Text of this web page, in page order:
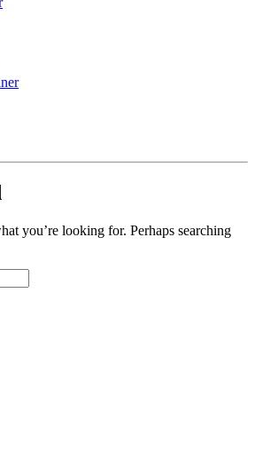
you’re looking for. Perhaps searching